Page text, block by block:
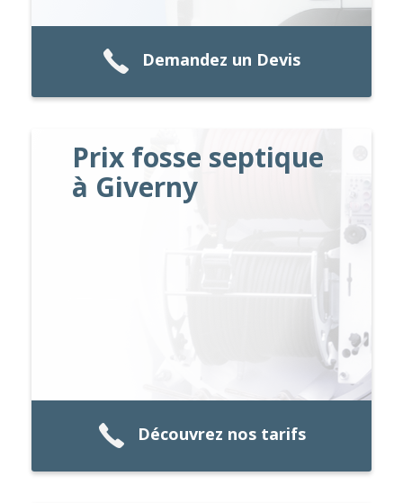
Demandez un Devis
Prix fosse septique
à Giverny
Découvrez nos tarifs